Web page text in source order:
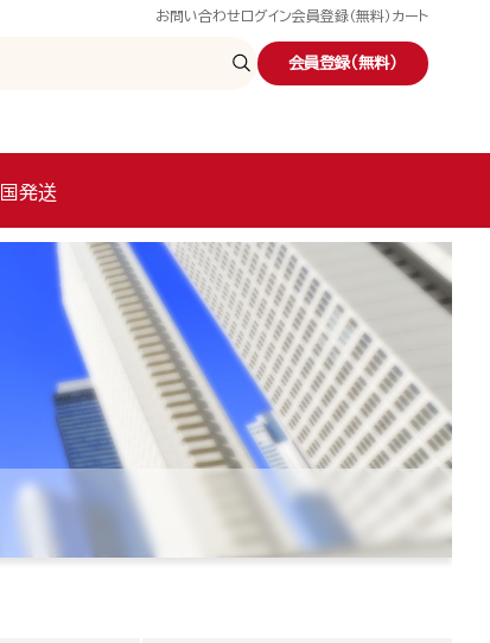
お問い合わせ ログイン会員登録（無料） カート
会員登録（無料）
発送